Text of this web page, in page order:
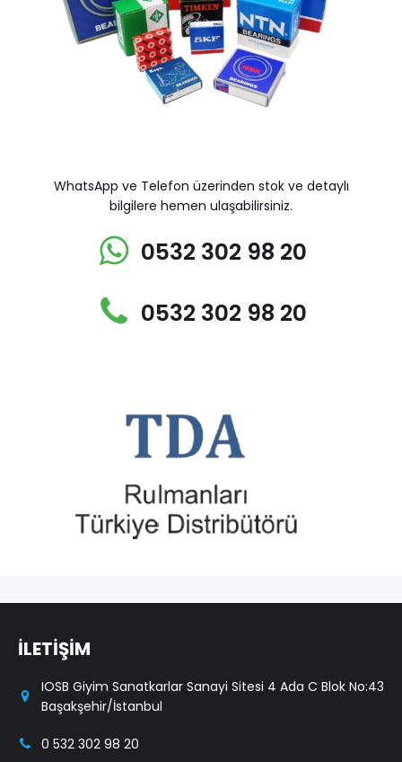
WhatsApp ve Telefon üzerinden stok ve detaylı
bilgilere hemen ulaşabilirsiniz.
0532 302 98 20
0532 302 98 20
İLETİŞİM
IOSB Giyim Sanatkarlar Sanayi Sitesi 4 Ada C Blok No:43
Başakşehir/İstanbul
0 532 302 98 20